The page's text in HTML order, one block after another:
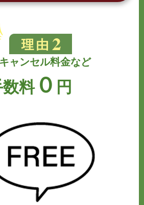
ャンセル料金など
料０ 円